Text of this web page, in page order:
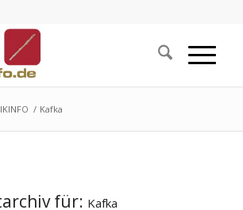
/ Kafka
für: Kafka